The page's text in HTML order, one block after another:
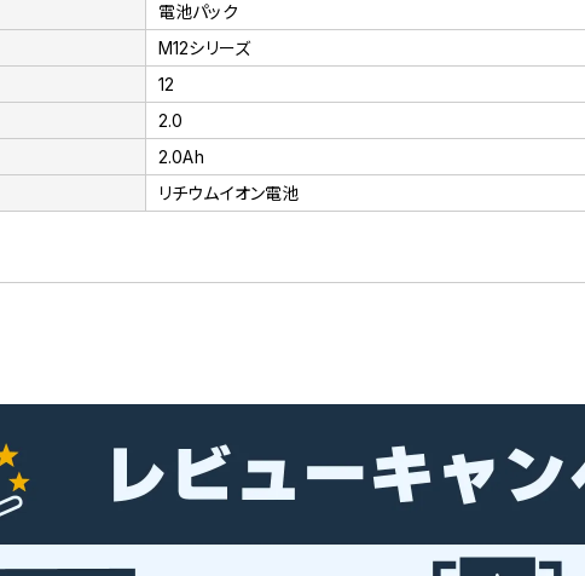
電池パック
M12シリーズ
12
2.0
2.0Ah
リチウムイオン電池